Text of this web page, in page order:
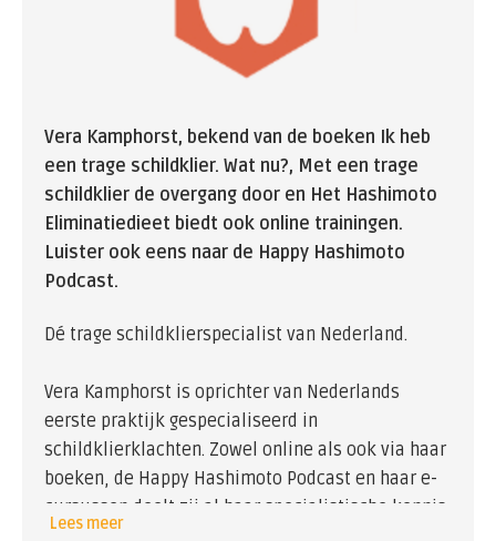
Vera Kamphorst, bekend van de boeken Ik heb
een trage schildklier. Wat nu?, Met een trage
schildklier de overgang door en Het Hashimoto
Eliminatiedieet biedt ook online trainingen.
Luister ook eens naar de Happy Hashimoto
Podcast.
Dé trage schildklierspecialist van Nederland.
Vera Kamphorst is oprichter van Nederlands
eerste praktijk gespecialiseerd in
schildklierklachten. Zowel online als ook via haar
boeken, de Happy Hashimoto Podcast en haar e-
cursussen deelt zij al haar specialistische kennis
Lees meer